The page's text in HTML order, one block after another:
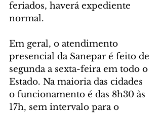
feriados, haverá expediente
normal.
Em geral, o atendimento
presencial da Sanepar é feito de
segunda a sexta-feira em todo o
Estado. Na maioria das cidades
o funcionamento é das 8h30 às
17h, sem intervalo para o